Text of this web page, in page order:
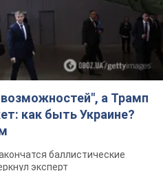
баллистические
эксперт
рассказала о гибели 3-
родных в результате
Видео и фото